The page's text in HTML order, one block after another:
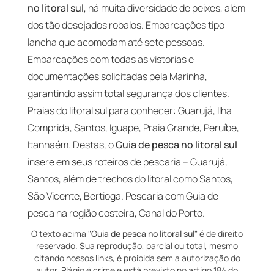
no litoral sul, há muita diversidade de peixes, além
dos tão desejados robalos. Embarcações tipo
lancha que acomodam até sete pessoas.
Embarcações com todas as vistorias e
documentações solicitadas pela Marinha,
garantindo assim total segurança dos clientes.
Praias do litoral sul para conhecer: Guarujá, Ilha
Comprida, Santos, Iguape, Praia Grande, Peruíbe,
Itanhaém. Destas, oGuia de pesca no litoral sul
insere em seus roteiros de pescaria – Guarujá,
Santos, além de trechos do litoral como Santos,
São Vicente, Bertioga. Pescaria com Guia de
pesca na região costeira, Canal do Porto.
O texto acima "Guia de pesca no litoral sul" é de direito
reservado. Sua reprodução, parcial ou total, mesmo
citando nossos links, é proibida sem a autorização do